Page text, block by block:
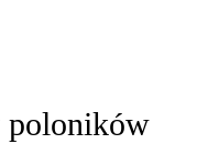
poloników